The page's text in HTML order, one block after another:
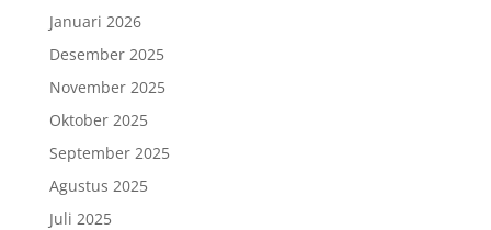
Januari 2026
Desember 2025
November 2025
Oktober 2025
September 2025
Agustus 2025
Juli 2025